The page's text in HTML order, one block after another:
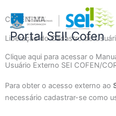
para
conteúdo
Portal SEI! Cofen
COREN-MA
Liberação do Cadastro de
Clique aqui para acessar o
Usuário Externo SEI COFEN/
Para obter o acesso externo ao
necessário cadastrar-se como